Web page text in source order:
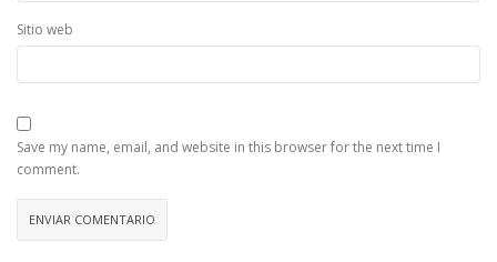
Sitio web
Save my name, email, and website in this browser for the next time I
comment.